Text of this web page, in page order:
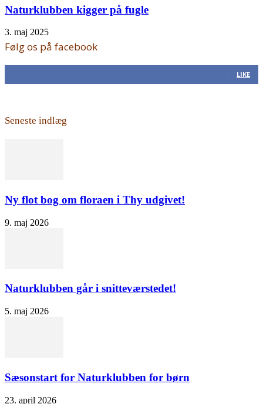
Naturklubben kigger på fugle
3. maj 2025
Følg os på facebook
LIKE
Seneste indlæg
Ny flot bog om floraen i Thy udgivet!
9. maj 2026
Naturklubben går i snitteværstedet!
5. maj 2026
Sæsonstart for Naturklubben for børn
23. april 2026